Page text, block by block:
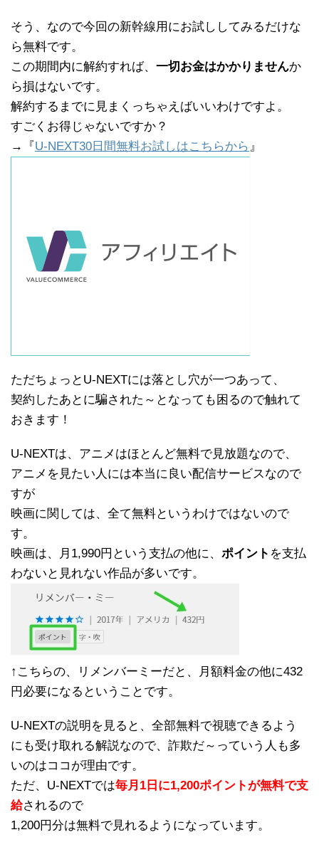
そう、なので今回の新幹線用にお試ししてみるだけな
ら無料です。
この期間内に解約すれば、 一切お金はかかりませんか
ら損はないです。
解約するまでに見まくっちゃえばいいわけですよ。
すごくお得じゃないですか？
→『U-NEXT30日間無料お試しはこちらから 』
ただちょっとU-NEXTには落とし穴が一つあって、
契約したあとに騙された～となっても困るので触れて
おきます！
U-NEXTは、アニメはほとんど無料で見放題なので、
アニメを見たい人には本当に良い配信サービスなので
すが
映画に関しては、全て無料というわけではないので
す。
映画は、月1,990円という支払の他に、 ポイント を支払
わないと見れない作品が多いです。
↑こちらの、リメンバーミーだと、月額料金の他に432
円必要になるということです。
U-NEXTの説明を見ると、全部無料で視聴できるよう
にも受け取れる解説なので、詐欺だ～っていう人も多
いのはココが理由です。
ただ、U-NEXTでは毎月1日に1,200ポイントが無料で支
給されるので
1,200円分は無料で見れるようになっています。